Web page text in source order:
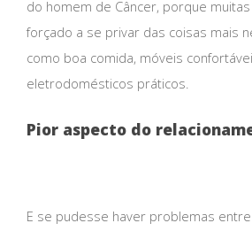
do homem de Câncer, porque
forçado a se privar das coisas mais
como boa comida, móveis
eletrodomésticos práticos.
Pior aspecto do
E se pudesse haver problemas